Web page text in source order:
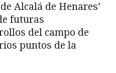
Alcalá de Henares’
futuras
del campo de
puntos de la